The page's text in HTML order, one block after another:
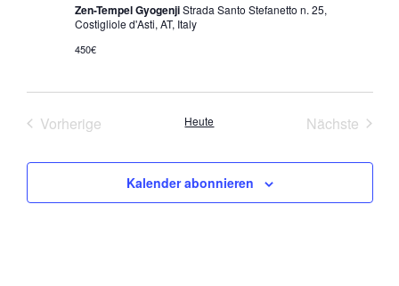
Zen-Tempel GyogenjiStrada Santo Stefanetto n. 25,
Costigliole d'Asti, AT, Italy
450€
VorherigeVeranstaltungen
Heute Nächste
Kalender abonnieren